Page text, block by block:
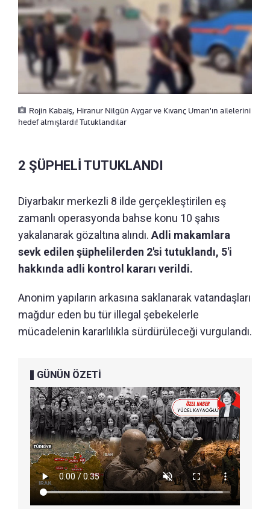
Rojin Kabaiş, Hiranur Nilgün Aygar ve Kıvanç Uman'ın ailelerini
hedef almışlardı! Tutuklandılar
2 ŞÜPHELİ TUTUKLANDI
Diyarbakır merkezli 8 ilde gerçekleştirilen eş
zamanlı operasyonda bahse konu 10 şahıs
yakalanarak gözaltına alındı. Adli makamlara
sevk edilen şüphelilerden 2'si tutuklandı, 5'i
hakkında adli kontrol kararı verildi.
Anonim yapıların arkasına saklanarak vatandaşları
mağdur eden bu tür illegal şebekelerle
mücadelenin kararlılıkla sürdürüleceği vurgulandı.
GÜNÜN ÖZETİ